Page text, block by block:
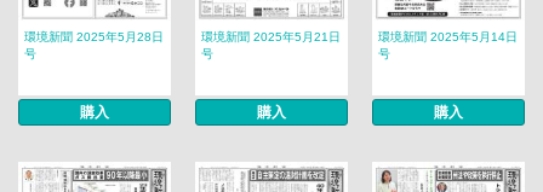
環境新聞 2025年5月28日
号
購入
環境新聞 2025年5月21日
号
購入
環境新聞 2025年5月14日
号
購入